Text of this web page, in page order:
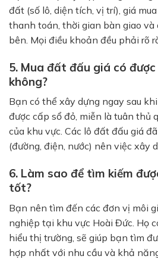
đất (số lô, diện tích, vị trí), giá
thanh toán, thời gian bàn giao và
bên. Mọi điều khoản đều phải rõ
5. Mua đất đấu giá có
không?
Bạn có thể xây dựng ngay sau
được cấp sổ đỏ, miễn là tuân thủ
của khu vực. Các lô đất đấu giá
(đường, điện, nước) nên việc xây
6. Làm sao để tìm kiếm
tốt?
Bạn nên tìm đến các đơn vị môi
nghiệp tại khu vực Hoài Đức. Họ
hiểu thị trường, sẽ giúp bạn tìm
hợp nhất với nhu cầu và khả